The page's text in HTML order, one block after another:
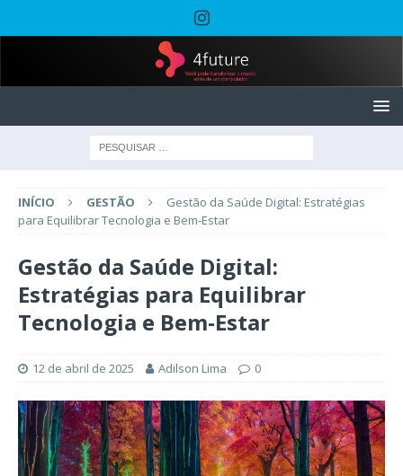
INÍCIO GESTÃO
Gestão da Saúde Digital: Estratégias
para Equilibrar Tecnologia e Bem-Estar
Gestão da Saúde Digital:
Estratégias para Equilibrar
Tecnologia e Bem-Estar
12 de abril de 2025 Adilson Lima 0